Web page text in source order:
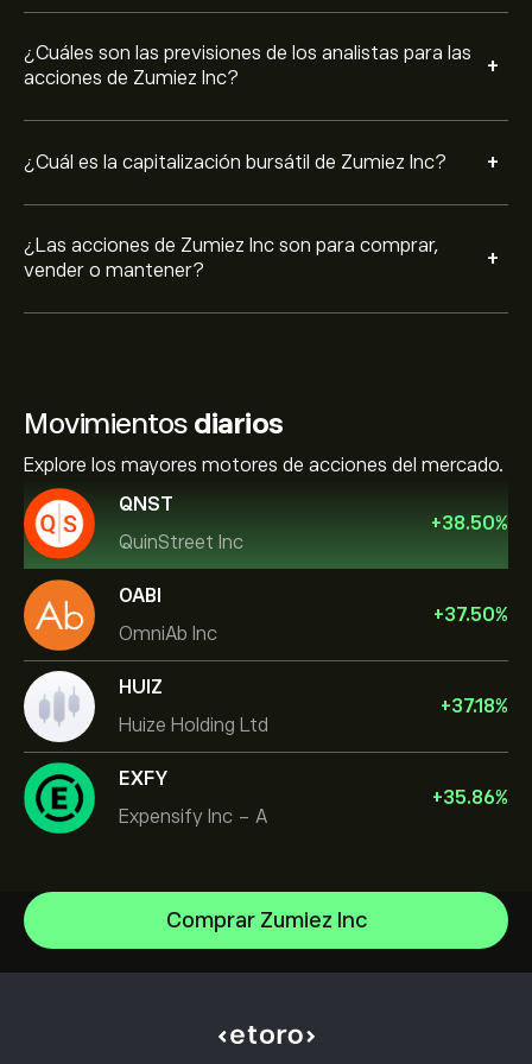
¿Cuáles son las previsiones de los analistas para las
acciones de Zumiez Inc?
+
¿Cuál es la capitalización bursátil de Zumiez Inc? +
¿Las acciones de Zumiez Inc son para comprar,
vender o mantener?
+
Movimientos diarios
Explore los mayores motores de acciones del mercado.
QNST
QuinStreet Inc
+38.50%
OABI
OmniAb Inc
+37.50%
HUIZ
Huize Holding Ltd
+37.18%
EXFY
Expensify Inc - A
+35.86%
Comprar Zumiez Inc
NVIDIA Corporation
Centro de ayuda
Cómo funciona el CopyTrading